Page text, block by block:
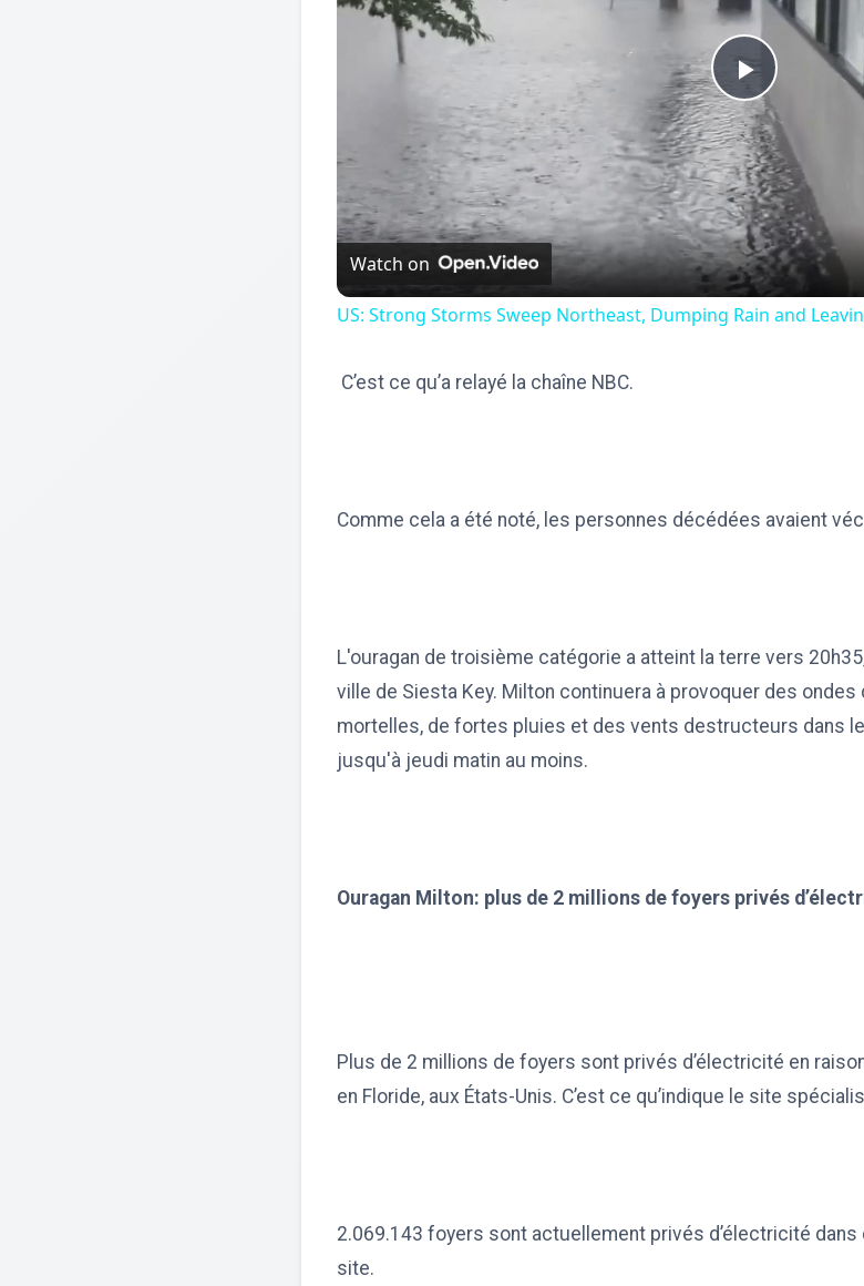
Play
Video
Watch on
US: Strong Storms Sweep Northeast, Dumping Rain and
C’est ce qu’a relayé la chaîne NBC.
Comme cela a été noté, les personnes décédées avaient
L'ouragan de troisième catégorie a atteint la terre vers
ville de Siesta Key. Milton continuera à provoquer des
mortelles, de fortes pluies et des vents destructeurs dans
jusqu'à jeudi matin au moins.
Ouragan Milton: plus de 2 millions de foyers privés
Plus de 2 millions de foyers sont privés d’électricité en
en Floride, aux États-Unis. C’est ce qu’indique le site
2.069.143 foyers sont actuellement privés d’électricité
site.